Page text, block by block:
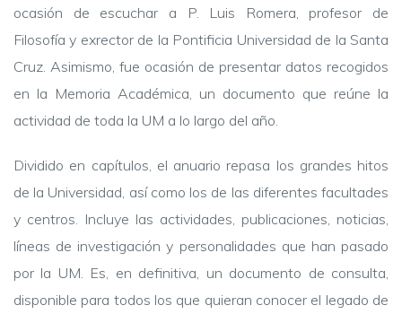
ocasión de escuchar a P. Luis Romera, profesor de
Filosofía y exrector de la Pontificia Universidad de la Santa
Cruz. Asimismo, fue ocasión de presentar datos recogidos
en la Memoria Académica, un documento que reúne la
actividad de toda la UM a lo largo del año.
Dividido en capítulos, el anuario repasa los grandes hitos
de la Universidad, así como los de las diferentes facultades
y centros. Incluye las actividades, publicaciones, noticias,
líneas de investigación y personalidades que han pasado
por la UM. Es, en definitiva, un documento de consulta,
disponible para todos los que quieran conocer el legado de